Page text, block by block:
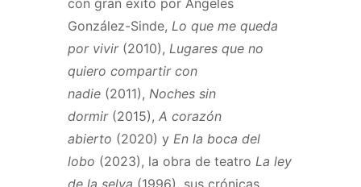
González-Sinde, Lo que me queda
por vivir (2010), Lugares que no
quiero compartir con
nadie (2011), Noches sin
dormir (2015), A corazón
abierto (2020) y En la boca del
lobo (2023), la obra de teatro La ley
de la selva (1996), sus crónicas